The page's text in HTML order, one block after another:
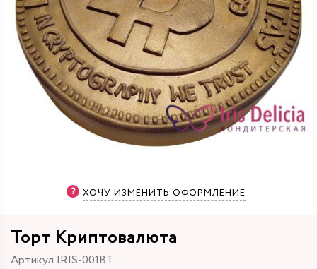
ХОЧУ ИЗМЕНИТЬ ОФОРМЛЕНИЕ
Торт Криптовалюта
Артикул IRIS-001BT